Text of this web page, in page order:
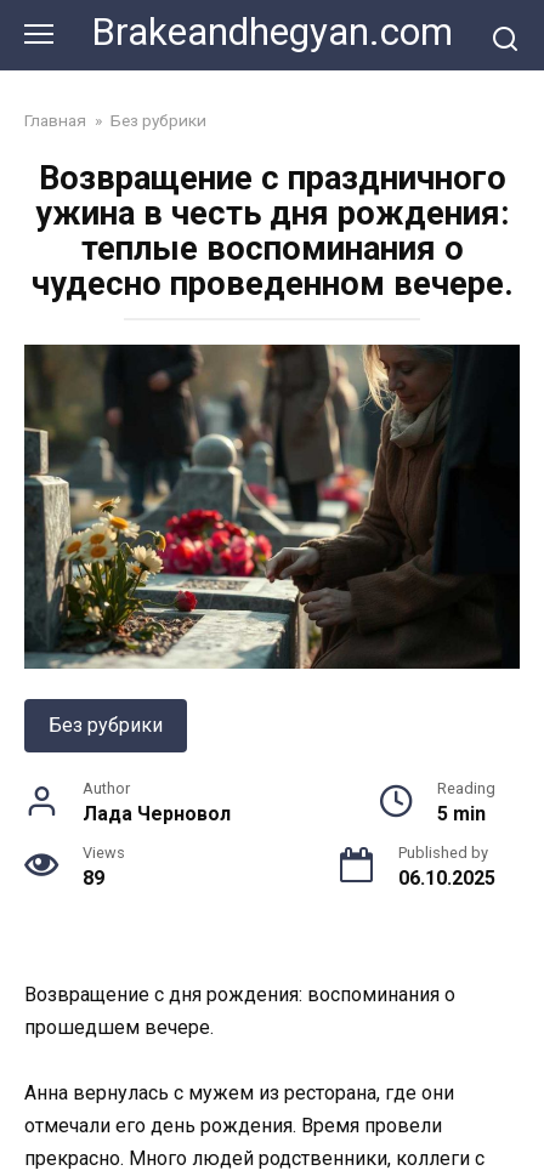
content
Brakeandhegyan.com
Главная » Без рубрики
Возвращение с праздничного
ужина в честь дня рождения:
теплые воспоминания о
чудесно проведенном вечере.
Без рубрики
Author
Лада Черновол
Reading
5 min
Views
89
Published by
06.10.2025
Возвращение с дня рождения: воспоминания о
прошедшем вечере.
Анна вернулась с мужем из ресторана, где они
отмечали его день рождения. Время провели
прекрасно. Много людей родственники, коллеги с